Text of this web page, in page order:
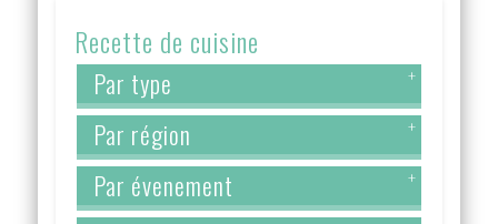
Recette de cuisine
Par type +
Par région +
Par évenement +